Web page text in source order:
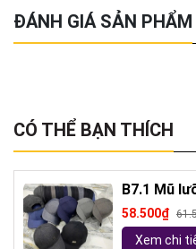
ĐÁNH GIÁ SẢN PHẨM
CÓ THỂ BẠN THÍCH
B7.1 Mũ
58.500₫
Xem chi